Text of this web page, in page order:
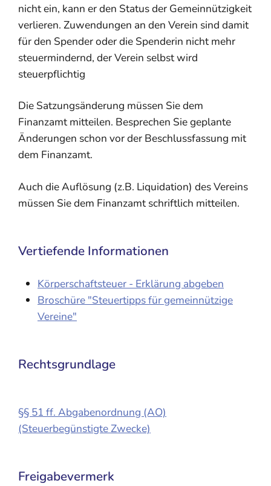
nicht ein, kann er den Status der Gemeinnützigkeit
verlieren. Zuwendungen an den Verein sind damit
für den Spender oder die Spenderin nicht mehr
steuermindernd, der Verein selbst wird
steuerpflichtig
Die Satzungsänderung müssen Sie dem
Finanzamt mitteilen. Besprechen Sie geplante
Änderungen schon vor der Beschlussfassung mit
dem Finanzamt.
Auch die Auflösung (z.B. Liquidation) des Vereins
müssen Sie dem Finanzamt schriftlich mitteilen.
Vertiefende Informationen
Körperschaftsteuer - Erklärung abgeben
Broschüre "Steuertipps für gemeinnützige
Vereine"
Rechtsgrundlage
§§ 51 ff. Abgabenordnung (AO)
(Steuerbegünstigte Zwecke)
Freigabevermerk